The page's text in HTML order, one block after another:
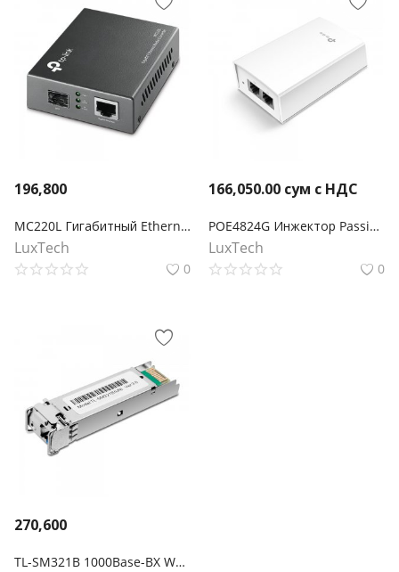
196,800
MC220L Гигабитный Ethernet медиаконвертер
LuxTech
0
166,050.00 сум с НДС
POE4824G Инжектор Passive PoE 48 В
LuxTech
0
270,600
TL-SM321B 1000Base-BX WDM двунаправленный SFP‑модуль